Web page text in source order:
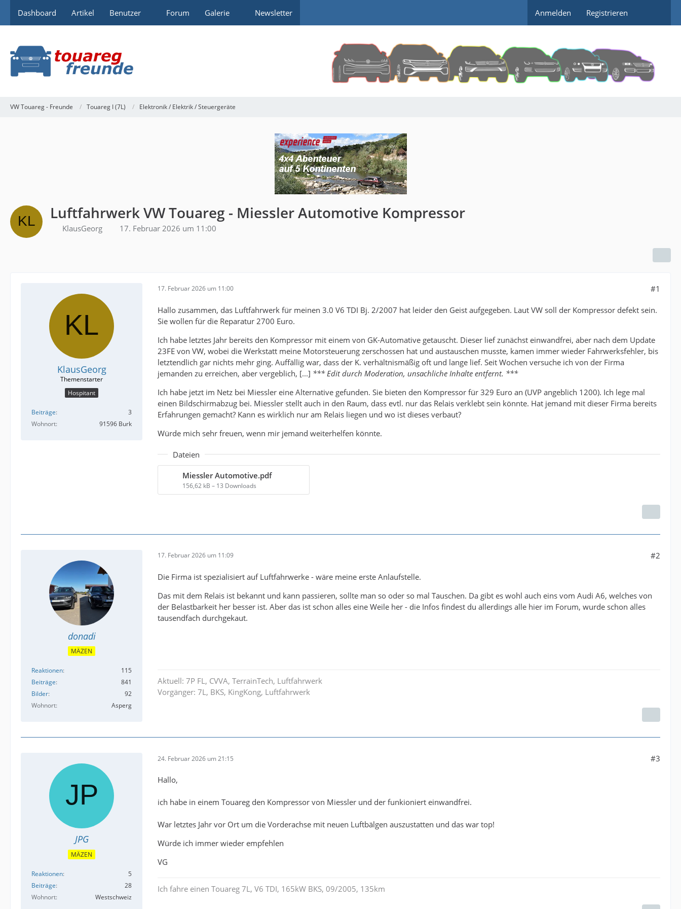
Dashboard Artikel Benutzer Forum Galerie Newsletter Anmelden Registrieren
VW Touareg - Freunde Touareg I (7L) Elektronik / Elektrik / Steuergeräte
Luftfahrwerk VW Touareg - Miessler Automotive Kompressor
KlausGeorg 17. Februar 2026 um 11:00
KlausGeorg
Hospitant
Beiträge
3
Wohnort
91596 Burk
17. Februar 2026 um 11:00 #1
Hallo zusammen, das Luftfahrwerk für meinen 3.0 V6 TDI Bj. 2/2007 hat leider den Geist aufgegeben. Laut VW soll der Kompressor defekt sein.
Sie wollen für die Reparatur 2700 Euro.
Ich habe letztes Jahr bereits den Kompressor mit einem von GK-Automative getauscht. Dieser lief zunächst einwandfrei, aber nach dem Update
23FE von VW, wobei die Werkstatt meine Motorsteuerung zerschossen hat und austauschen musste, kamen immer wieder Fahrwerksfehler, bis
letztendlich gar nichts mehr ging. Auffällig war, dass der K. verhältnismäßig oft und lange lief. Seit Wochen versuche ich von der Firma
jemanden zu erreichen, aber vergeblich, [...] *** Edit durch Moderation, unsachliche Inhalte entfernt. ***
Ich habe jetzt im Netz bei Miessler eine Alternative gefunden. Sie bieten den Kompressor für 329 Euro an (UVP angeblich 1200). Ich lege mal
einen Bildschirmabzug bei. Miessler stellt auch in den Raum, dass evtl. nur das Relais verklebt sein könnte. Hat jemand mit dieser Firma bereits
Erfahrungen gemacht? Kann es wirklich nur am Relais liegen und wo ist dieses verbaut?
Würde mich sehr freuen, wenn mir jemand weiterhelfen könnte.
Dateien
Miessler Automotive.pdf
156,62 kB – 13 Downloads
donadi
MÄZEN
Reaktionen
115
Beiträge
841
Bilder
92
Wohnort
Asperg
17. Februar 2026 um 11:09 #2
Die Firma ist spezialisiert auf Luftfahrwerke - wäre meine erste Anlaufstelle.
Das mit dem Relais ist bekannt und kann passieren, sollte man so oder so mal Tauschen. Da gibt es wohl auch eins vom Audi A6, welches von
der Belastbarkeit her besser ist. Aber das ist schon alles eine Weile her - die Infos findest du allerdings alle hier im Forum, wurde schon alles
tausendfach durchgekaut.
Aktuell: 7P FL, CVVA, TerrainTech, Luftfahrwerk
Vorgänger: 7L, BKS, KingKong, Luftfahrwerk
JPG
MÄZEN
Reaktionen
5
Beiträge
28
Wohnort
Westschweiz
24. Februar 2026 um 21:15 #3
Hallo,
ich habe in einem Touareg den Kompressor von Miessler und der funkioniert einwandfrei.
War letztes Jahr vor Ort um die Vorderachse mit neuen Luftbälgen auszustatten und das war top!
Würde ich immer wieder empfehlen
VG
Ich fahre einen Touareg 7L, V6 TDI, 165kW BKS, 09/2005, 135km